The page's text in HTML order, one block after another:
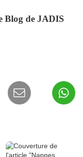
Blog de JADIS